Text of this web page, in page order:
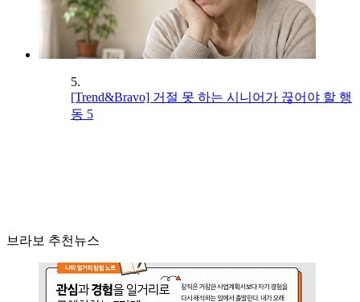
5.
[Trend&Bravo] 거절 못 하는 시니어가 끊어야 할 행
동 5
브라보 추천뉴스